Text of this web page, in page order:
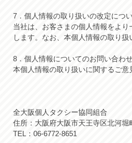
7．個人情報の取り扱いの改定につ
当社は、お客さまの個人情報をよ
します。なお、本個人情報の取り
8．個人情報についてのお問い合わ
本個人情報の取り扱いに関するご意
全大阪個人タクシー協同組合
住所：大阪府大阪市天王寺区北河堀
TEL：06-6772-8651